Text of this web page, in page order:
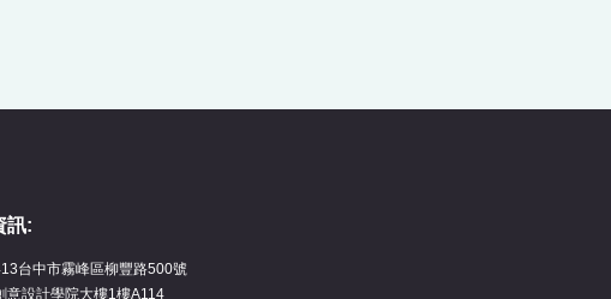
訊:
台中市霧峰區柳豐路500號
意設計學院大樓1樓A114